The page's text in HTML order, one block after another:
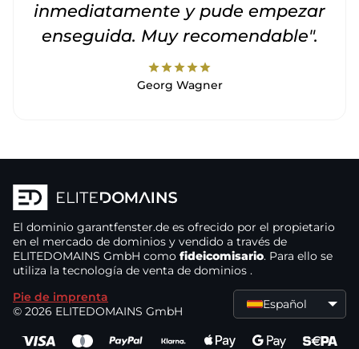
inmediatamente y pude empezar
enseguida. Muy recomendable".
starstarstarstarstar
Georg Wagner
El dominio garantfenster.de es ofrecido por el propietario
en el mercado de dominios y vendido a través de
ELITEDOMAINS GmbH como fideicomisario. Para ello se
utiliza la tecnología de venta de dominios .
Pie de imprenta
© 2026 ELITEDOMAINS GmbH
Español